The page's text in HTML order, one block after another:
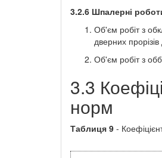
3.2.6 Шпалерні
Об'єм робіт з
дверних
Об'єм робіт з
3.3
норм
Таблиця 9 -